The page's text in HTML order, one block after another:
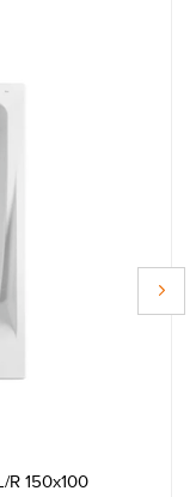
R 150x100